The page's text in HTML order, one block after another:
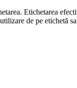
Etichetarea
de pe etichetă